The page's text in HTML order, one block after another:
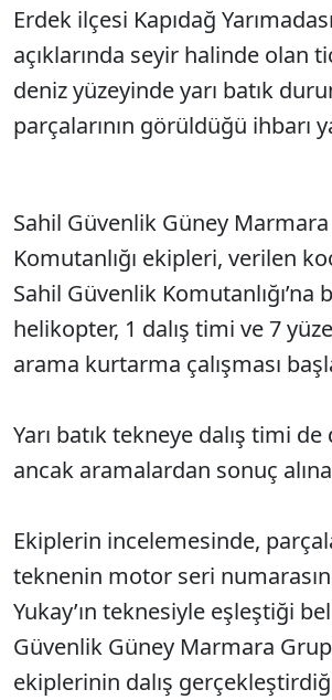
Erdek ilçesi Kapıdağ
açıklarında seyir halinde olan
deniz yüzeyinde yarı batık
parçalarının görüldüğü ihbarı
Sahil Güvenlik Güney
Komutanlığı ekipleri, verilen
Sahil Güvenlik Komutanlığı’na
helikopter, 1 dalış timi ve 7
arama kurtarma çalışması
Yarı batık tekneye dalış timi de
ancak aramalardan sonuç
Ekiplerin incelemesinde,
teknenin motor seri
Yukay’ın teknesiyle eşleştiği
Güvenlik Güney Marmara Grup
ekiplerinin dalış